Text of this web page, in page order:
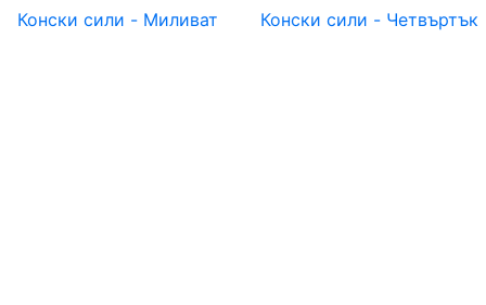
Конски сили - Миливат
Конски сили - Четвъртък